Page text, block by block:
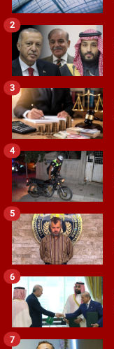
2
3
4
5
6
7